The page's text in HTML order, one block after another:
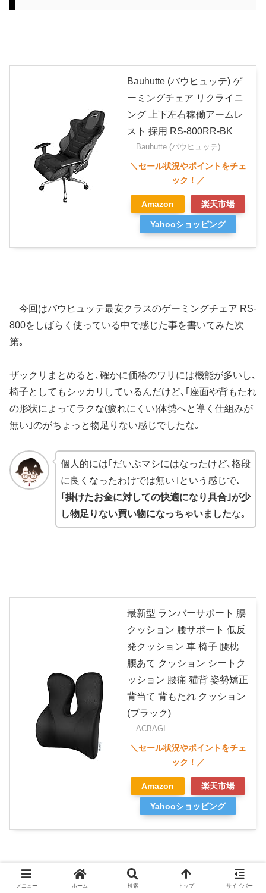
Bauhutte (バウヒュッテ) ゲ
ーミングチェア リクライニ
ング 上下左右稼働アームレ
スト 採用 RS-800RR-BK
Bauhutte (バウヒュッテ)
Amazon 楽天市場
Yahooショッピング
今回はバウヒュッテ最安クラスのゲーミングチェア RS-
800をしばらく使っている中で感じた事を書いてみた次
第｡
ザックリまとめると､確かに価格のワリには機能が多いし､
椅子としてもシッカリしている んだけど､ ｢座面や背もたれ
の形状によってラクな(疲れにくい)体勢へと導く仕組みが
無い｣のがちょっと物足りない感じでしたな｡
個人的には｢だいぶマシにはなったけど､格段
に良くなったわけでは無い｣という感じで､
｢掛けたお金に対しての快適になり具合｣が少
し物足りない買い物になっちゃいましたな｡
最新型 ランバーサポート 腰
クッション 腰サポート 低反
発クッション 車 椅子 腰枕
腰あて クッション シートク
ッション 腰痛 猫背 姿勢矯正
背当て 背もたれ クッション
(ブラック)
ACBAGI
Amazon 楽天市場
Yahooショッピング
とりあえず私は後付けのランバーサポートを注文しまし
た｡
メニュー ホーム 検索 トップ サイドバー